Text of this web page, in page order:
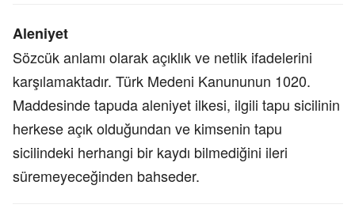
Aleniyet
Sözcük anlamı olarak açıklık ve netlik ifadelerini
karşılamaktadır. Türk Medeni Kanununun 1020.
Maddesinde tapuda aleniyet ilkesi, ilgili tapu sicilinin
herkese açık olduğundan ve kimsenin tapu
sicilindeki herhangi bir kaydı bilmediğini ileri
süremeyeceğinden bahseder.